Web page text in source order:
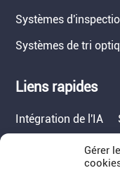
Systèmes
Systèmes de tri
Liens rapides
Intégration de l'IA
Gérer